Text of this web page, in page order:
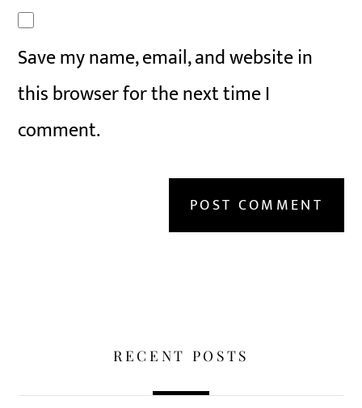
Save my name, email, and website in
this browser for the next time I
comment.
RECENT POSTS